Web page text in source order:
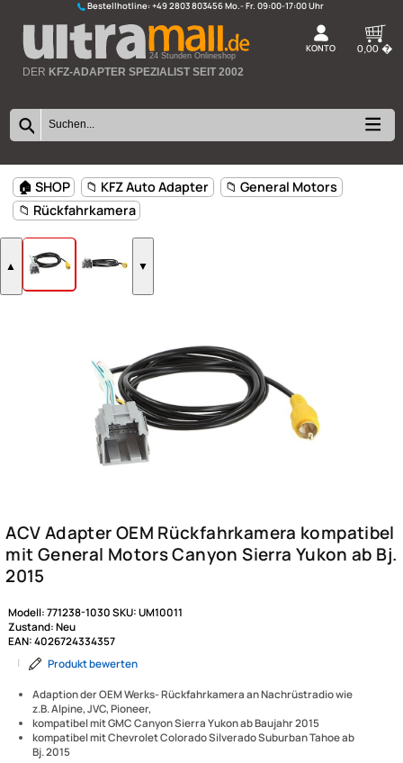
Bestellhotline:+49 2803 803456
24 Stunden Onlineshop
🏠 SHOP 📁 KFZ Auto Adapter
📁 Rückfahrkamera
▲ ▼
Zustand:Neu
EAN:4026724334357
|
Produkt bewerten